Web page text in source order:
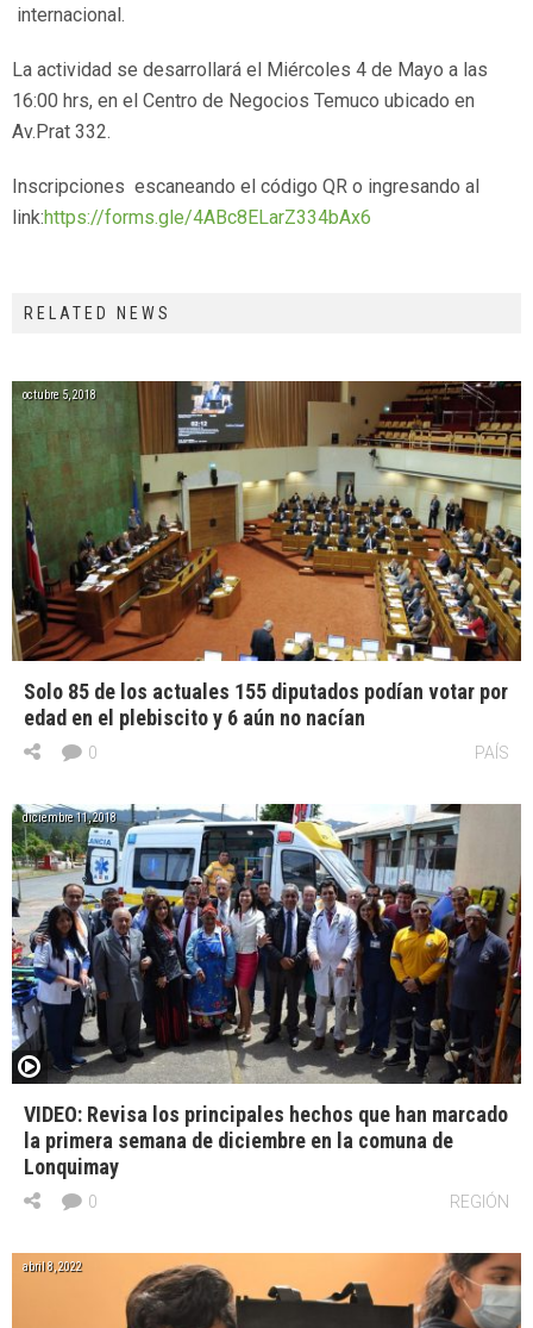
internacional.
La actividad se desarrollará el Miércoles 4 de Mayo a las
16:00 hrs, en el Centro de Negocios Temuco ubicado en
Av.Prat 332.
Inscripciones escaneando el código QR o ingresando al
link:https://forms.gle/4ABc8ELarZ334bAx6
RELATED NEWS
octubre 5, 2018
Solo 85 de los actuales 155 diputados podían votar por
edad en el plebiscito y 6 aún no nacían
PAÍS
0
diciembre 11, 2018
VIDEO: Revisa los principales hechos que han marcado
la primera semana de diciembre en la comuna de
Lonquimay
REGIÓN
0
abril 8, 2022